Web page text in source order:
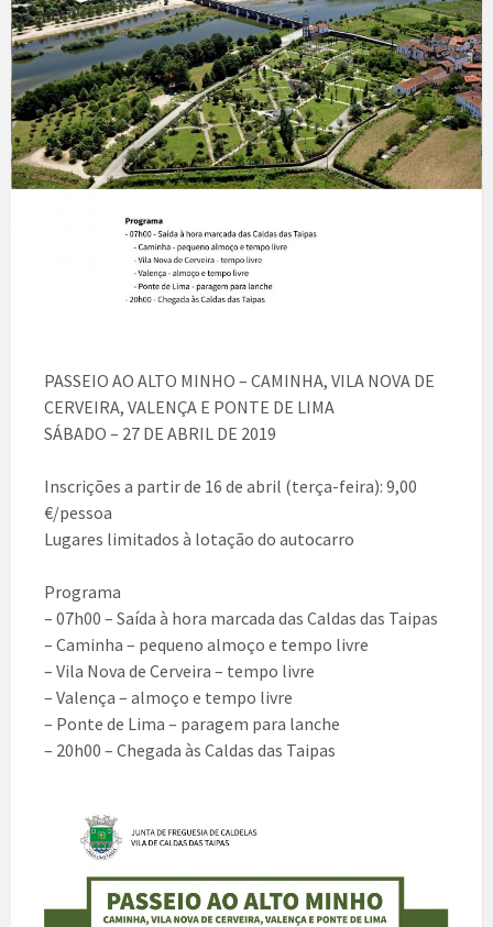
PASSEIO AO ALTO MINHO – CAMINHA, VILA NOVA DE
CERVEIRA, VALENÇA E PONTE DE LIMA
SÁBADO – 27 DE ABRIL DE 2019
Inscrições a partir de 16 de abril (terça-feira): 9,00
€/pessoa
Lugares limitados à lotação do autocarro
Programa
– 07h00 – Saída à hora marcada das Caldas das Taipas
– Caminha – pequeno almoço e tempo livre
– Vila Nova de Cerveira – tempo livre
– Valença – almoço e tempo livre
– Ponte de Lima – paragem para lanche
– 20h00 – Chegada às Caldas das Taipas